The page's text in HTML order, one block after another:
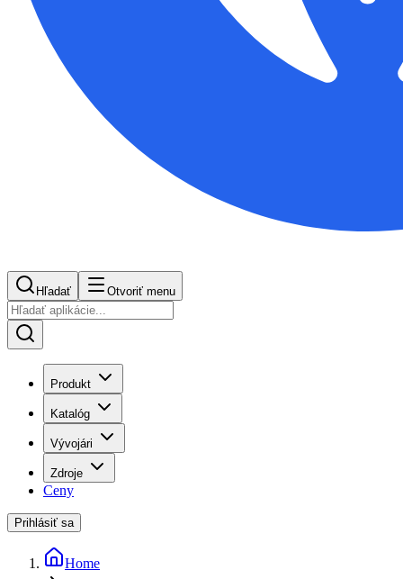
Hľadať Otvoriť menu
Produkt
Katalóg
Vývojári
Zdroje
Ceny
Prihlásiť sa
Home